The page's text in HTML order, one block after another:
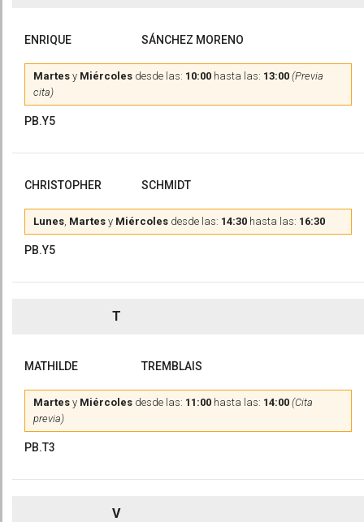
ENRIQUE SÁNCHEZ MORENO
Martes y Miércoles desde las: 10:00 hasta las: 13:00 (Previa
cita)
PB.Y5
CHRISTOPHER SCHMIDT
Lunes, Martes y Miércoles desde las: 14:30 hasta las: 16:30
PB.Y5
T
MATHILDE TREMBLAIS
Martes y Miércoles desde las: 11:00 hasta las: 14:00 (Cita
previa)
PB.T3
V